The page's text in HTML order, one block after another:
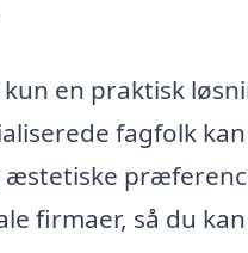
en praktisk
fagfolk
firmaer, så du